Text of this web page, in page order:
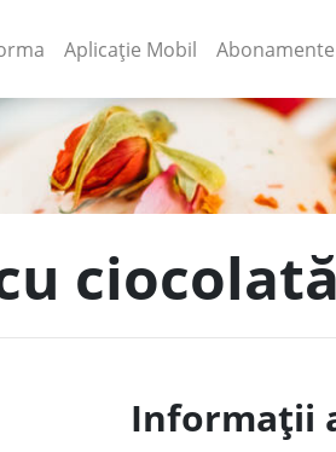
(current)
Aplicație Mobil (current)
Abonamente
Informații